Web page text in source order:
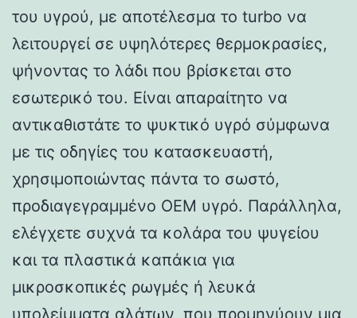
του υγρού, με αποτέλεσμα το turbo να
λειτουργεί σε υψηλότερες θερμοκρασίες,
ψήνοντας το λάδι που βρίσκεται στο
εσωτερικό του. Είναι απαραίτητο να
αντικαθιστάτε το ψυκτικό υγρό σύμφωνα
με τις οδηγίες του κατασκευαστή,
χρησιμοποιώντας πάντα το σωστό,
προδιαγεγραμμένο OEM υγρό. Παράλληλα,
ελέγχετε συχνά τα κολάρα του ψυγείου
και τα πλαστικά καπάκια για
μικροσκοπικές ρωγμές ή λευκά
υπολείμματα αλάτων, που προμηνύουν μια